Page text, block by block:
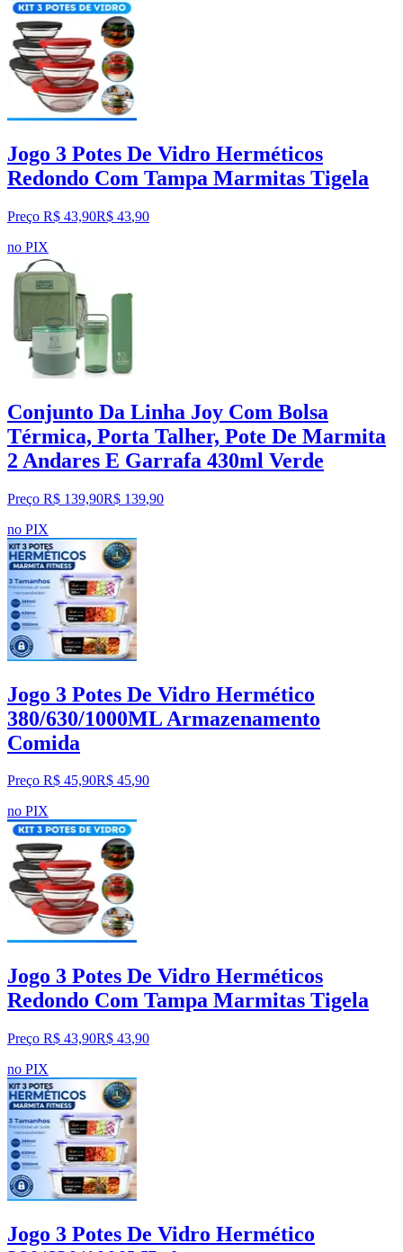
Jogo 3 Potes De Vidro Herméticos
Redondo Com Tampa Marmitas Tigela
Preço R$ 43,90R$ 43,90
no PIX
Conjunto Da Linha Joy Com Bolsa
Térmica, Porta Talher, Pote De Marmita
2 Andares E Garrafa 430ml Verde
Preço R$ 139,90R$ 139,90
no PIX
Jogo 3 Potes De Vidro Hermético
380/630/1000ML Armazenamento
Comida
Preço R$ 45,90R$ 45,90
no PIX
Jogo 3 Potes De Vidro Herméticos
Redondo Com Tampa Marmitas Tigela
Preço R$ 43,90R$ 43,90
no PIX
Jogo 3 Potes De Vidro Hermético